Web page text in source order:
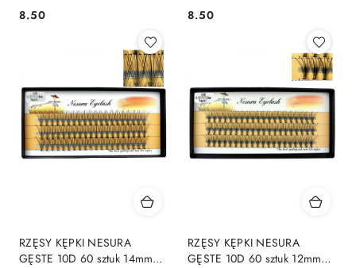
Cena:
8.50 Cena:
8.50
RZĘSY KĘPKI NESURA
GĘSTE 10D 60 sztuk 14mm
RZĘSY KĘPKI NESURA
GĘSTE 10D 60 sztuk 12mm